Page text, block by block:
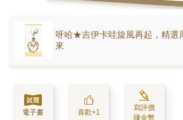
呀哈★吉伊卡哇旋風再起，精選
來
電子書 喜歡+1
寫評價
賺金幣